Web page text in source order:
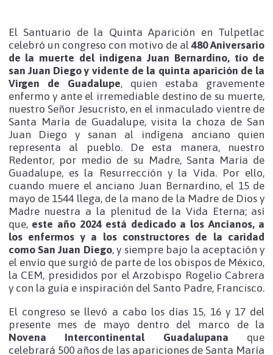
El Santuario de la Quinta Aparición en Tulpetlac
celebró un congreso con motivo de al480 Aniversario
de la muerte del indígena Juan Bernardino, tío de
san Juan Diego y vidente de la quinta aparición de la
Virgen de Guadalupe, quien estaba gravemente
enfermo y ante el irremediable destino de su muerte,
nuestro Señor Jesucristo, en el inmaculado vientre de
Santa María de Guadalupe, visita la choza de San
Juan Diego y sanan al indígena anciano quien
representa al pueblo. De esta manera, nuestro
Redentor, por medio de su Madre, Santa María de
Guadalupe, es la Resurrección y la Vida. Por ello,
cuando muere el anciano Juan Bernardino, el 15 de
mayo de 1544 llega, de la mano de la Madre de Dios y
Madre nuestra a la plenitud de la Vida Eterna; así
que, este año 2024 está dedicado a los Ancianos, a
los enfermos y a los constructores de la caridad
como San Juan Diego, y siempre bajo la aceptación y
el envío que surgió de parte de los obispos de México,
la CEM, presididos por el Arzobispo Rogelio Cabrera
y con la guía e inspiración del Santo Padre, Francisco.
El congreso se llevó a cabo los días 15, 16 y 17 del
presente mes de mayo dentro del marco de la
Novena Intercontinental Guadalupana que
celebrará 500 años de las apariciones de Santa María